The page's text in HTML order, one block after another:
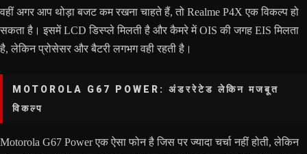
वहीं अगर आप थोड़ा बजट कम रखना चाहते हैं, तो Realme P4X एक विकल्प हो
सकता है। इसमें LCD डिस्प्ले मिलती है और कैमरे में OIS की जगह EIS मिलता
है, लेकिन प्रोसेसर और बैटरी लगभग वही रहती है।
MOTOROLA G67 POWER: अंडररेटेड लेकिन मजबूत
विकल्प
Motorola G67 Power एक ऐसा फोन है जिस पर ज्यादा चर्चा नहीं होती, लेकिन